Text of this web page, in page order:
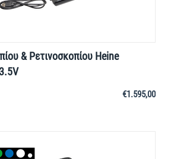
& Ρετινοσκοπίου Heine
€1.595,00